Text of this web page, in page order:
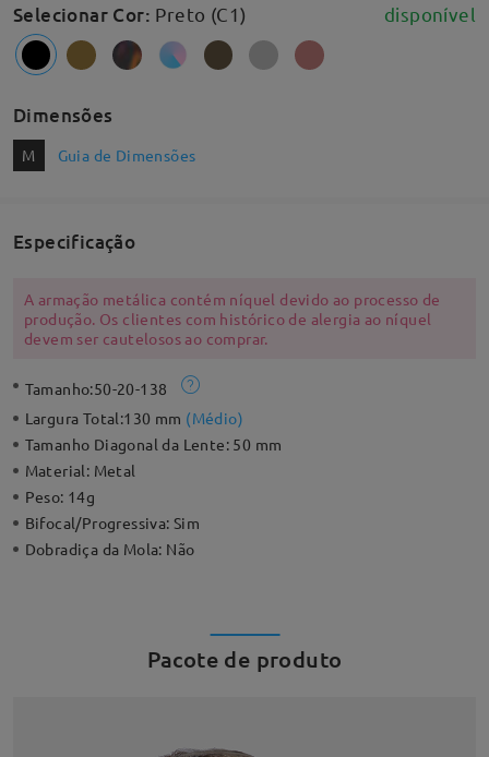
Selecionar Cor: Preto (C1) disponível
Dimensões
M Guia de Dimensões
Especificação
A armação metálica contém níquel devido ao processo de
produção. Os clientes com histórico de alergia ao níquel
devem ser cautelosos ao comprar.
Tamanho:50-20-138
Largura Total:130 mm (Médio)
Tamanho Diagonal da Lente: 50 mm
Material: Metal
Peso: 14g
Bifocal/Progressiva:Sim
Dobradiça da Mola: Não
Pacote de produto